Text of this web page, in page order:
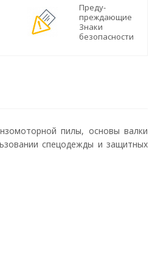
Преду-
преждающие
Знаки
безопасности
пилы, основы валки
спецодежды и защитных